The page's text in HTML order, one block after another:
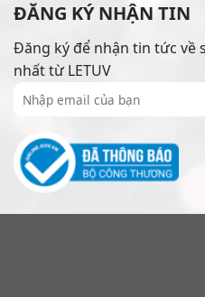
ĐĂNG KÝ NHẬN TIN
Đăng ký để nhận tin tức về
nhất từ LETUV